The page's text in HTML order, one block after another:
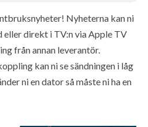
Nyheterna kan ni
eller direkt i TV:n via Apple TV
från annan leverantör.
kan ni se sändningen i låg
ni en dator så måste ni ha en